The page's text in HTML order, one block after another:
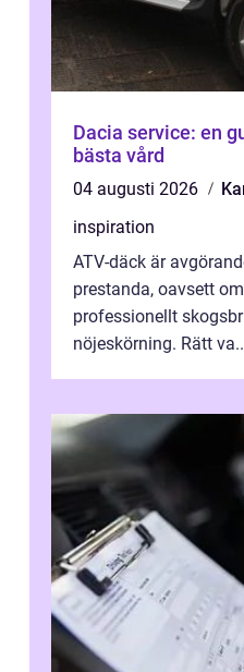
Dacia service: en
bästa vård
04 augusti 2026
inspiration
ATV-däck är
prestanda, oavsett
professionellt
nöjeskörning. Rätt